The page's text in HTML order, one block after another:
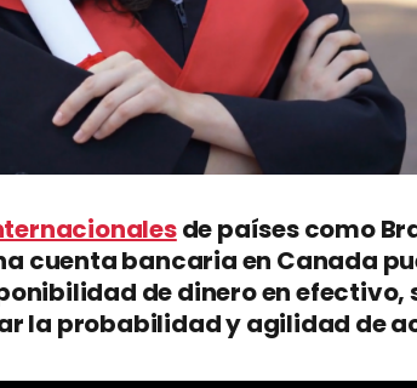
de países como
cuenta bancaria en Canada
de dinero en efectivo,
la probabilidad y agilidad de